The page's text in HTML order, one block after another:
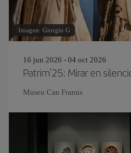
Imagen: Giorgio G
16 jun 2026 - 04 oct 2026
Patrim'25: Mirar en
Museu Can Framis